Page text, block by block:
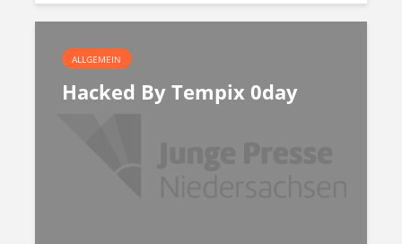
ALLGEMEIN
Hacked By Tempix 0day